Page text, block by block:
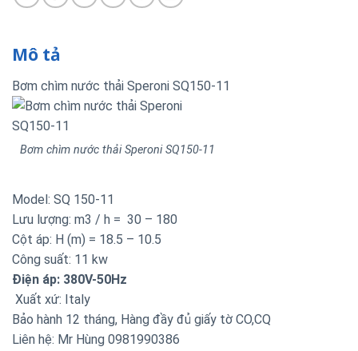
Mô tả
Bơm chìm nước thải Speroni SQ150-11
Bơm chìm nước thải Speroni SQ150-11
Model: SQ 150-11
Lưu lượng: m3 / h = 30 – 180
Cột áp: H (m) = 18.5 – 10.5
Công suất: 11 kw
Điện áp: 380V-50Hz
Xuất xứ: Italy
Bảo hành 12 tháng, Hàng đầy đủ giấy tờ CO,CQ
Liên hệ: Mr Hùng 0981990386